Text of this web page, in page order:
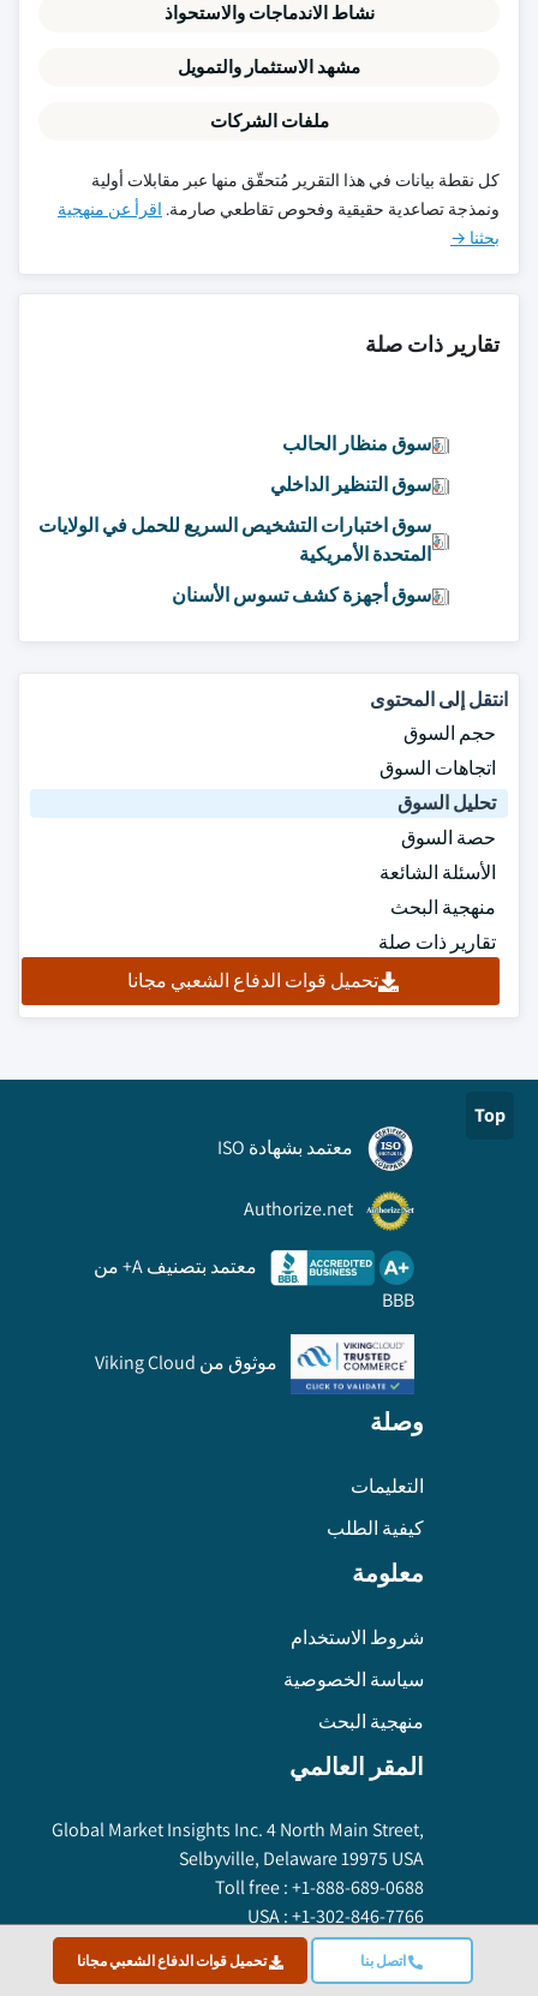
اتصل بنا تحميل قوات الدفاع الشعبي مجانا
نشاط الاندماجات والاستحواذ
مشهد الاستثمار والتمويل
ملفات الشركات
كل نقطة بيانات في هذا التقرير مُتحقّق منها عبر مقابلات أولية
ونمذجة تصاعدية حقيقية وفحوص تقاطعي صارمة. اقرأ عن منهجية
بحثنا →
تقارير ذات صلة
سوق منظار الحالب
سوق التنظير الداخلي
سوق اختبارات التشخيص السريع للحمل في الولايات
المتحدة الأمريكية
سوق أجهزة كشف تسوس الأسنان
انتقل إلى المحتوى
حجم السوق
اتجاهات السوق
تحليل السوق
حصة السوق
الأسئلة الشائعة
منهجية البحث
تقارير ذات صلة
تحميل قوات الدفاع الشعبي مجانا
Top
معتمد بشهادة ISO
Authorize.net
معتمد بتصنيف A+ من
BBB
موثوق من Viking Cloud
وصلة
التعليمات
كيفية الطلب
معلومة
شروط الاستخدام
سياسة الخصوصية
منهجية البحث
المقر العالمي
Global Market Insights Inc. 4 North Main Street,
Selbyville, Delaware 19975 USA
Toll free :+1-888-689-0688
USA :+1-302-846-7766
APAC : +65-3129-7718
Email:sales@gminsights.com